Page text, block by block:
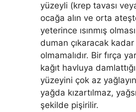
yüzeyli (krep tavası
ocağa alın ve orta
yeterince ısınmış
duman çıkaracak kadar
olmamalıdır. Bir fırça
kağıt havluya
yüzeyini çok az
yağda kızartılmaz,
şekilde pişirilir.